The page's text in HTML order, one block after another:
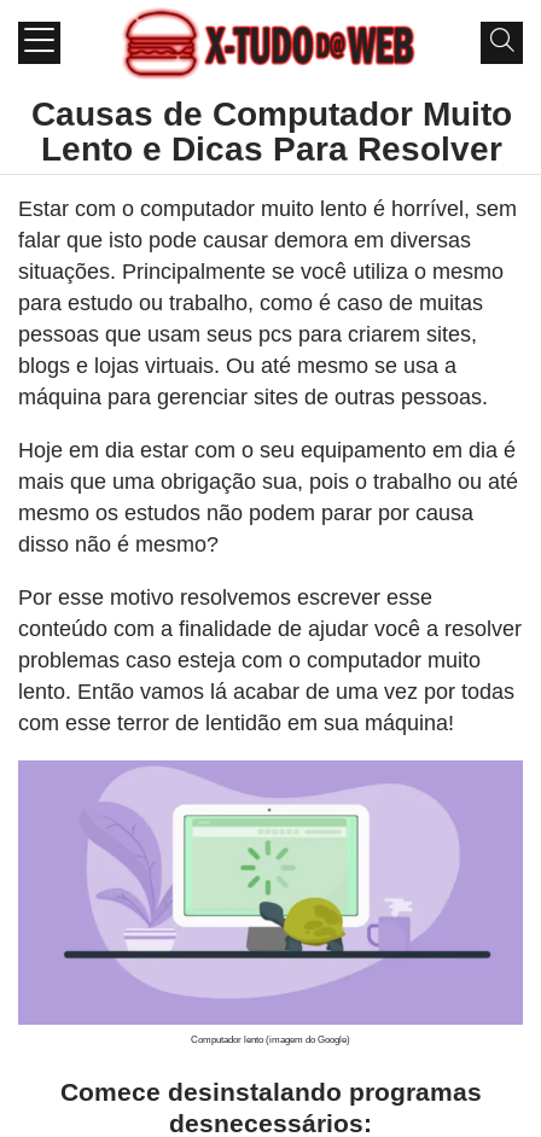
Causas de Computador Muito
Lento e Dicas Para Resolver
Estar com o computador muito lento é horrível, sem
falar que isto pode causar demora em diversas
situações. Principalmente se você utiliza o mesmo
para estudo ou trabalho, como é caso de muitas
pessoas que usam seus pcs para criarem sites,
blogs e lojas virtuais. Ou até mesmo se usa a
máquina para gerenciar sites de outras pessoas.
Hoje em dia estar com o seu equipamento em dia é
mais que uma obrigação sua, pois o trabalho ou até
mesmo os estudos não podem parar por causa
disso não é mesmo?
Por esse motivo resolvemos escrever esse
conteúdo com a finalidade de ajudar você a resolver
problemas caso esteja com o computador muito
lento. Então vamos lá acabar de uma vez por todas
com esse terror de lentidão em sua máquina!
Computador lento (imagem do Google)
Comece desinstalando programas
desnecessários: